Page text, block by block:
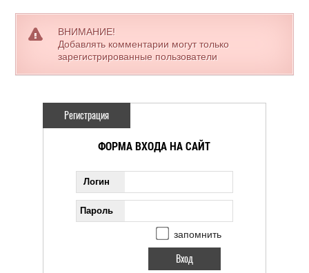
ВНИМАНИЕ!
Добавлять комментарии могут только
зарегистрированные пользователи
Регистрация
ФОРМА ВХОДА НА САЙТ
Логин
Пароль
запомнить